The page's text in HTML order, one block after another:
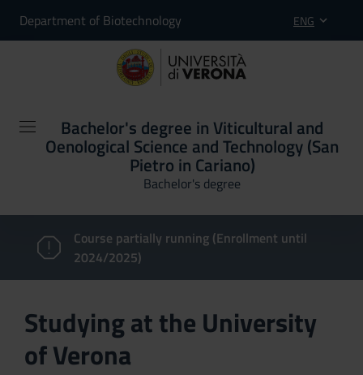
Department of Biotechnology ENG
Bachelor's degree in Viticultural and
Oenological Science and Technology (San
Pietro in Cariano)
Bachelor's degree
Course partially running (Enrollment until
2024/2025)
Studying at the University
of Verona